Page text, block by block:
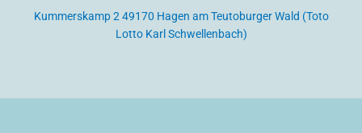
o
o
g
r
Kummerskamp 2 49170 Hagen am Teutoburger Wald (Toto
Lotto Karl Schwellenbach)